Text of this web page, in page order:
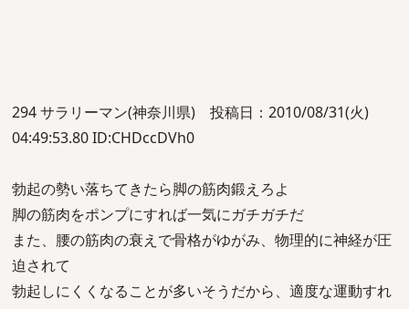
294 サラリーマン(神奈川県) 投稿日：2010/08/31(火)
04:49:53.80 ID:CHDccDVh0
勃起の勢い落ちてきたら脚の筋肉鍛えろよ
脚の筋肉をポンプにすれば一気にガチガチだ
また、腰の筋肉の衰えで骨格がゆがみ、物理的に神経が圧
迫されて
勃起しにくくなることが多いそうだから、適度な運動すれ